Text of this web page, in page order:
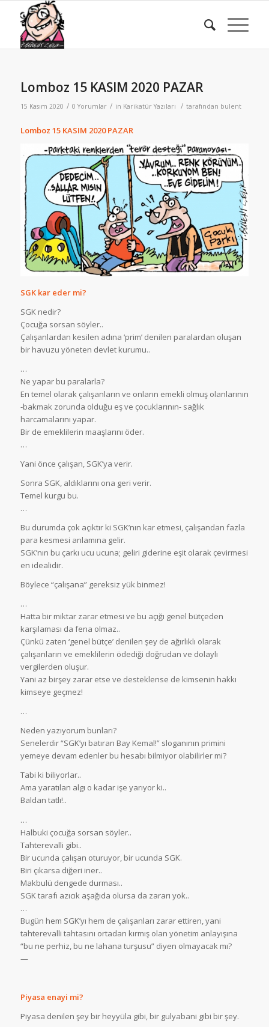
Lomboz 15 KASIM 2020 PAZAR
15 Kasım 2020 / 0 Yorumlar / in Karikatür Yazıları / tarafından bulent
Lomboz 15 KASIM 2020 PAZAR
SGK kar eder mi?
SGK nedir?
Çocuğa sorsan söyler..
Çalışanlardan kesilen adına ‘prim’ denilen paralardan oluşan
bir havuzu yöneten devlet kurumu..
…
Ne yapar bu paralarla?
En temel olarak çalışanların ve onların emekli olmuş olanlarının
-bakmak zorunda olduğu eş ve çocuklarının- sağlık
harcamalarını yapar.
Bir de emeklilerin maaşlarını öder.
…
Yani önce çalışan, SGK’ya verir.
Sonra SGK, aldıklarını ona geri verir.
Temel kurgu bu.
…
Bu durumda çok açıktır ki SGK’nın kar etmesi, çalışandan fazla
para kesmesi anlamına gelir.
SGK’nın bu çarkı ucu ucuna; geliri giderine eşit olarak çevirmesi
en idealidir.
Böylece “çalışana” gereksiz yük binmez!
…
Hatta bir miktar zarar etmesi ve bu açığı genel bütçeden
karşılaması da fena olmaz..
Çünkü zaten ‘genel bütçe’ denilen şey de ağırlıklı olarak
çalışanların ve emeklilerin ödediği doğrudan ve dolaylı
vergilerden oluşur.
Yani az birşey zarar etse ve desteklense de kimsenin hakkı
kimseye geçmez!
…
Neden yazıyorum bunları?
Senelerdir “SGK’yı batıran Bay Kemal!” sloganının primini
yemeye devam edenler bu hesabı bilmiyor olabilirler mi?
Tabi ki biliyorlar..
Ama yaratılan algı o kadar işe yarıyor ki..
Baldan tatlı!..
…
Halbuki çocuğa sorsan söyler..
Tahterevalli gibi..
Bir ucunda çalışan oturuyor, bir ucunda SGK.
Biri çıkarsa diğeri iner..
Makbulü dengede durması..
SGK tarafı azıcık aşağıda olursa da zararı yok..
…
Bugün hem SGK’yı hem de çalışanları zarar ettiren, yani
tahterevalli tahtasını ortadan kırmış olan yönetim anlayışına
“bu ne perhiz, bu ne lahana turşusu” diyen olmayacak mı?
—
Piyasa enayi mi?
Piyasa denilen şey bir heyyüla gibi, bir gulyabani gibi bir şey.